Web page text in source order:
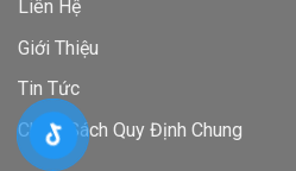
Liên Hệ
Giới Thiệu
Tin Tức
Chính Sách Quy Định Chung